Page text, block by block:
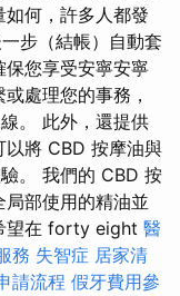
何，許多人都發
步（結帳）自動套
您享受安寧安寧
處理您的事務，
。 此外，還提供
以將 CBD 按摩油與
。 我們的 CBD 按
部使用的精油並
望在 forty eight 醫
務 失智症 居家清
請流程 假牙費用參